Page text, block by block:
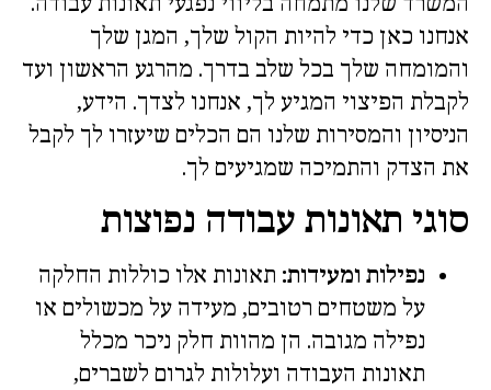
אנחנו כאן כדי להיות הקול שלך, המגן שלך
והמומחה שלך בכל שלב בדרך. מהרגע הראשון ועד
לקבלת הפיצוי המגיע לך, אנחנו לצדך. הידע,
הניסיון והמסירות שלנו הם הכלים שיעזרו לך לקבל
את הצדק והתמיכה שמגיעים לך.
סוגי תאונות עבודה נפוצות
נפילות ומעידות: תאונות אלו כוללות החלקה
על משטחים רטובים, מעידה על מכשולים או
נפילה מגובה. הן מהוות חלק ניכר מכלל
תאונות העבודה ועלולות לגרום לשברים,